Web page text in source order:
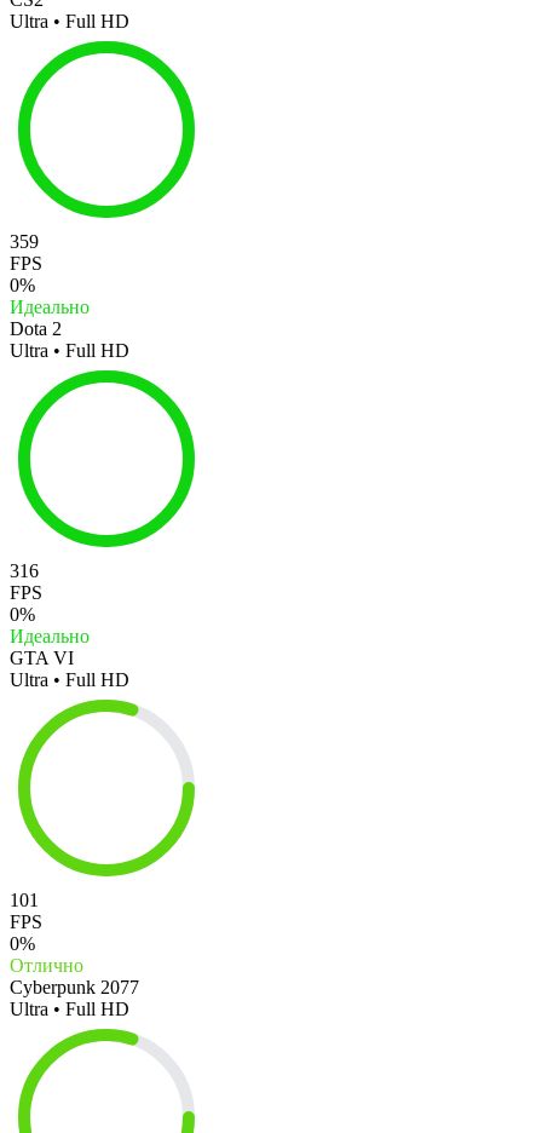
Ultra • Full HD
359
FPS
0%
Идеально
Dota 2
Ultra • Full HD
316
FPS
0%
Идеально
GTA VI
Ultra • Full HD
101
FPS
0%
Отлично
Cyberpunk 2077
Ultra • Full HD